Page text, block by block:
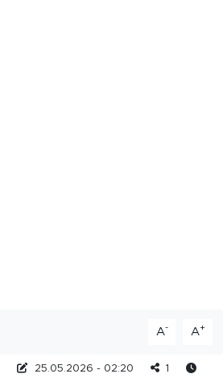
A- A+
25.05.2026 - 02:20
1